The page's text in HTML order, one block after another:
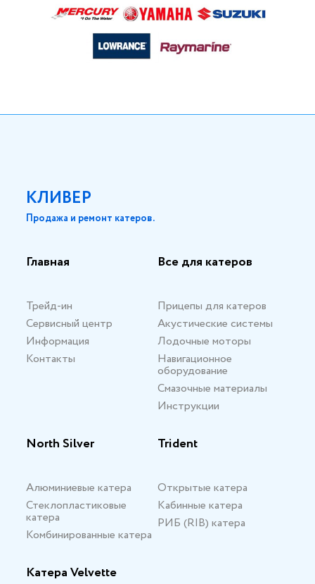
КЛИВЕР
Продажа и ремонт катеров.
Главная
Трейд-ин
Сервисный центр
Информация
Контакты
Все для катеров
Прицепы для катеров
Акустические системы
Лодочные моторы
Навигационное
оборудование
Смазочные материалы
Инструкции
North Silver
Алюминиевые катера
Стеклопластиковые
катера
Комбинированные катера
Trident
Открытые катера
Кабинные катера
РИБ (RIB) катера
Катера Velvette